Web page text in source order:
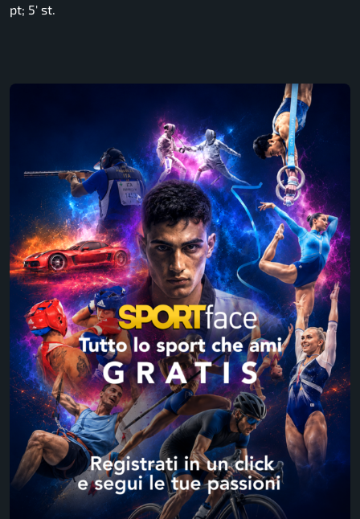
pt; 5′ st.